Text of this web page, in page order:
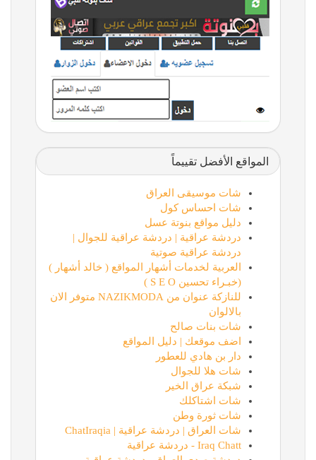
المواقع الأفضل تقييماً
شات موسيقى العراق
شات احساس كول
دليل مواقع بنوتة عسل
دردشة عراقية | دردشة عراقية للجوال |
دردشة عراقية صوتية
العربية لخدمات أشهار المواقع ( خالد أشهار )
(خبـراء تحسين S E O )
للنازكة عنوان من NAZIKMODA متوفر الان
بالالوان
شات بنات صالح
اضف موقعك | دليل المواقع
دار بن هادي للعطور
شات هلا للجوال
شبكة عراق الخير
شات اشتاكلك
شات ثورة وطن
شات العراق | دردشة عراقية | ChatIraqia
Iraq Chatt - دردشة عراقية